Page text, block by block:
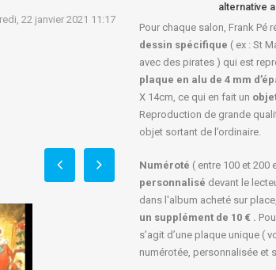
22 janvier 2021 11:17
alternative
Pour chaque salon, Frank Pé
dessin spécifique ( ex : St
avec des pirates ) qui est
plaque en alu de 4 mm
X 14cm, ce qui en fait un
Reproduction de grande
objet sortant de l’ordinaire.
Numéroté ( entre 100 et 200
personnalisé devant le
dans l'album acheté sur
un supplément de 10 € .
s’agit d’une plaque unique (
numérotée, personnalisée et